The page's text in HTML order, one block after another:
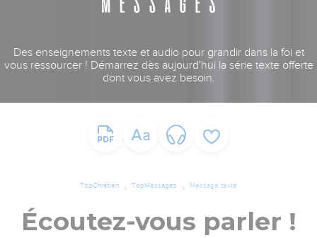
Des enseignements texte et audio pour grandir dans la foi et
vous ressourcer ! Démarrez dès aujourd'hui la série texte offerte
dont vous avez besoin.
TopChrétien TopMessages Message texte
Écoutez-vous parler !